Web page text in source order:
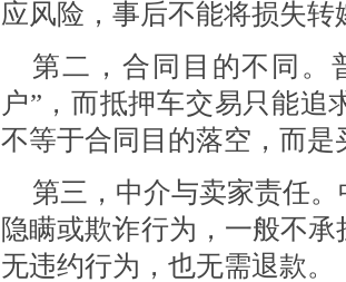
应风险，事后不能将损失转
第二，合同目的不同。
户”，而抵押车交易只能追
不等于合同目的落空，而
第三，中介与卖家责任
隐瞒或欺诈行为，一般不
无违约行为，也无需退款。